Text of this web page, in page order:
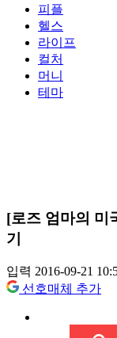
피플
헬스
라이프
컬처
머니
테마
[로즈 엄마의 미
기
입력 2016-09-21
선호매체 추가